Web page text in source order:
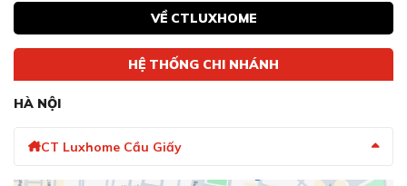
Với Home Connect người dùng có thể giám sát và điều
khiển máy rửa bát từ xa, có thể kể đến các chức năng:
Lựa chọn chương trình rửa từ xa:Tính năng Easy
Start trên ứng dụng Home Connect sẽ giúp người
dùng làm công việc tính toán này. Bằng cách chỉ cần
nhập số lượng bát đĩa và mức độ bẩn, ứng dụng sẽ
đề xuất chương trình rửa phù hợp để tối ưu.
Cập nhật liên tục thông tin hoạt động của
VỀ CTLUXHOME
HỆ THỐNG CHI NHÁNH
HÀ NỘI
CT Luxhome Cầu Giấy